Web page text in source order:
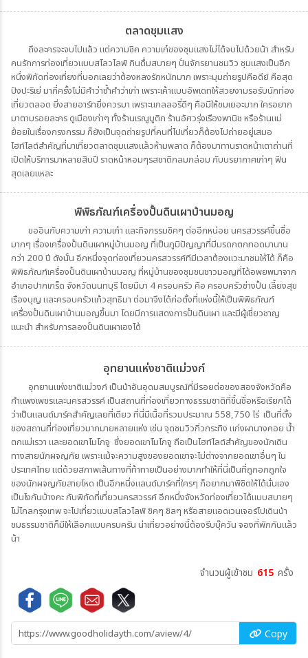
ตลาดชุมแสง
ถึงละครจะจบไปแล้ว แต่ความชิค ความเก๋ของชุมแสงไม่ได้จบไปด้วยน้า สำหรับ
คนรักการท่องเที่ยวแบบสโลวไลฟ์ กินดื่มสบายๆ ปั่นจักรยานชมวิว ชุมแสงเป็นอีก
หนึ่งพิกัดท่องเที่ยงที่บอกเลยว่าต้องหลงรักหนักมาก เพราะมุมถ่ายรูปคือดีย์ คือสุด
ปังปะริเย่ มากี่ครั้งไม่มีคำว่าซ้ำคำว่าเก่า เพราะเค้าแบบอัพเดทให้สวยงามรอรับนักท่อง
เที่ยวตลอด ยิ่งสายอาร์ทยิ่งควรมา เพราะแกลลอรี่ดีๆ คือมีให้ชมเยอะมาก ใครอยาก
มาตามรอยละคร ดูเมืองเก่าๆ ทั้งร้านเรณูบูติก ร้านอัศวรุ่งเรืองพานิช หรือร้านแม่
ย้อยในเรื่องกรงกรรม ก็ยังเป็นจุดถ่ายรูปที่คนที่ไปเที่ยวก็ต้องไปถ่ายอยู่เสมอ
ไฮท์ไลต์สำคัญที่มาเที่ยวตลาดชุมแสงแล้วห้ามพลาด ก็ต้องมาทานราดหน้าเตาถ่านที่
เปิดให้บริการมาหลายสิบปี ราดหน้าหอมๆรสชาติกลมกล่อม กับบรยากาศเก่าๆ ฟิน
สุดเลยแหละ
พิพิธภัณฑ์เครื่องปั้นดินเผาบ้านมอญ
ขออินกับความเก่า ความเก๋า และกิจกรรมชิคๆ ต่ออีกหน่อย นครสวรรค์ขึ้นชื่อ
มากๆ เรื่องเครื่องปั้นดินเผาหมู่บ้านมอญ ที่เป็นภูมิปัญญาที่มีมรดกตกทอดมานาน
กว่า 200 ปี ดังนั้น อีกหนึ่งจุดท่องเที่ยวนครสวรรค์ทีมีเวลาต้องแวะมาชมให้ได้ ก็คือ
พิพิธภัณฑ์เครื่องปั้นดินเผาบ้านมอญ ที่หมู่บ้านของชุมชนชาวมอญที่ได้อพยพมาจาก
อำเภอปากเกร็ด จังหวัดนนทบุรี โดยมีมา 4 ครอบครัว คือ ครอบครัวช่างปั้น เลี้ยงสุข
เรืองบุญ และครอบครัวแก้วสุทธิมา ต่อมาจึงได้ก่อตั้งที่แห่งนี้ให้เป็นพิพิธภัณฑ์
เครื่องปั้นดินเผาบ้านมอญขึ้นมา โดยมีการแสดงการปั้นดินเผา และมีผู้เชี่ยวชาญ
แนะนำ สำหรับการลองปั้นดินเผาเองได้
อุทยานแห่งชาติแม่วงก์
อุทยานแห่งชาติแม่วงก์ เป็นป่าอันอุดมสมบูรณ์ที่มีรอยต่อของสองจังหวัดคือ
กำแพงเพชรและนครสวรรค์ เป็นสถานที่ท่องเที่ยวทางธรรมชาติที่ขึ้นชื่อหรือเรียกได้
ว่าเป็นแลนด์มาร์คสำคัญเลยที่เดียว ที่นี่มีเนื้อที่รวมประมาณ 558,750 ไร่ เป็นที่ตั้ง
ของสถานที่ท่องเที่ยวมากมายหลายแห่ง เช่น จุดชมวิวกิ่วกระทิง แก่งผานางคอย น้ำ
ตกแม่เรวา และยอดเขาโมโกจู ซึ่งยอดเขาโมโกจู ถือเป็นไฮท์ไลต์สำคัญของนักเดิน
ทางสายนักผจญภัย เพราะแม้จะความสูงของยอดเขาจะไม่ต่างจากยอดเขาอื่นๆ ใน
ประเทศไทย แต่ด้วยสภาพเส้นทางที่ท้าทายเป็นอย่างมากทำให้ที่นี่เป็นที่ถูกอกถูกใจ
ของนักผจญภัยสายโหด เป็นอีกหนึ่งแลนด์มาร์คที่ใครๆ ก็อยากมาพิชิตให้ได้นั่นเอง
เป็นไงกันบ้างคะ กับพิกัดที่เที่ยวนครสวรรค์ อีกหนึ่งจังหวัดท่องเที่ยวได้แบบสบายๆ
ไม่ไกลกรุงเทพ จะไปเที่ยวแบบสโลวไลฟ์ ชิคๆ ชิลๆ หรือสายแอดเวนเจอร์ไปเดินป่า
ชมธรรมชาติก็มีให้เลือกแบบครบครัน น่าเที่ยวอย่างนี้ต้องรีบบุ๊ควัน จองที่พักกันแล้ว
น้า
จำนวนผู้เข้าชม 615 ครั้ง
Copy